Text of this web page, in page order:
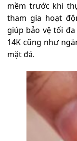
mềm trước khi
tham gia hoạt
giúp bảo vệ tối
14K cũng như
mặt đá.